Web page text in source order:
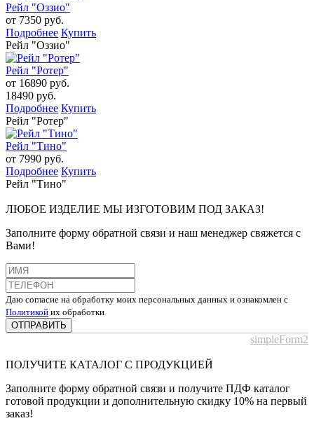
Рейл "Оззио"
от 7350 руб.
Подробнее Купить
Рейл "Оззио"
Рейл "Ротер"
от 16890 руб.
18490 руб.
Подробнее Купить
Рейл "Ротер"
Рейл "Тино"
от 7990 руб.
Подробнее Купить
Рейл "Тино"
ЛЮБОЕ ИЗДЕЛИЕ МЫ ИЗГОТОВИМ ПОД ЗАКАЗ!
Заполните форму обратной связи и наш менеджер свяжется с
Вами!
Даю согласие на обработку моих персональных данных и ознакомлен с
Политикой их обработки
ОТПРАВИТЬ
simpleForm2
ПОЛУЧИТЕ КАТАЛОГ С ПРОДУКЦИЕЙ
Заполните форму обратной связи и получите ПДФ каталог
готовой продукции и дополнительную скидку 10% на первый
заказ!